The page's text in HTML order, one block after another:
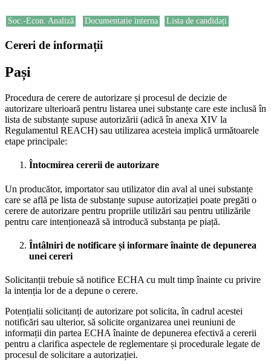
Soc.-Econ. Analiză Documentatie interna Lista de candidați
Cereri de informații
Pași
Procedura de cerere de autorizare și procesul de decizie de
autorizare ulterioară pentru listarea unei substanțe care este inclusă în
lista de substanțe supuse autorizării (adică în anexa XIV la
Regulamentul REACH) sau utilizarea acesteia implică următoarele
etape principale:
Întocmirea cererii de autorizare
Un producător, importator sau utilizator din aval al unei substanțe
care se află pe lista de substanțe supuse autorizației poate pregăti o
cerere de autorizare pentru propriile utilizări sau pentru utilizările
pentru care intenționează să introducă substanța pe piață.
Întâlniri de notificare și informare înainte de depunerea
unei cereri
Solicitanții trebuie să notifice ECHA cu mult timp înainte cu privire
la intenția lor de a depune o cerere.
Potențialii solicitanți de autorizare pot solicita, în cadrul acestei
notificări sau ulterior, să solicite organizarea unei reuniuni de
informații din partea ECHA înainte de depunerea efectivă a cererii
pentru a clarifica aspectele de reglementare și procedurale legate de
procesul de solicitare a autorizației.